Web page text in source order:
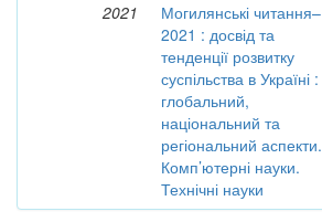
2021
Могилянські читання–
2021 : досвід та
тенденції розвитку
суспільства в Україні :
глобальний,
національний та
регіональний аспекти.
Комп’ютерні науки.
Технічні науки